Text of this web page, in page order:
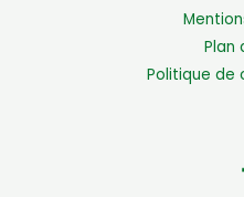
Plan
Politique de